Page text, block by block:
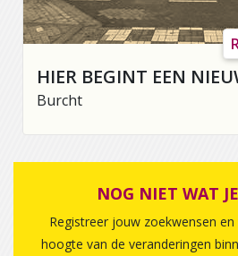
HIER BEGINT EEN
Burcht
NOG NIET WAT
Registreer jouw zoekwensen
hoogte van de veranderingen